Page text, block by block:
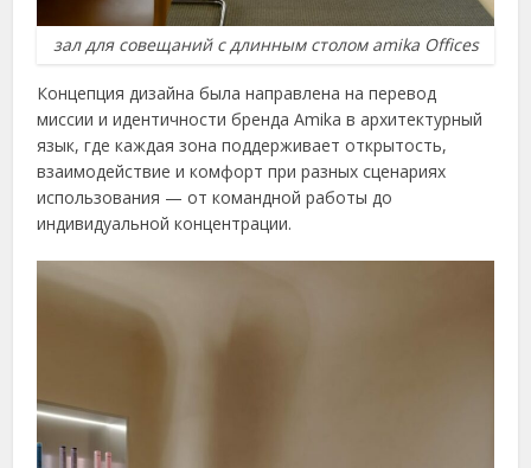
зал для совещаний с длинным столом amika Offices
Концепция дизайна была направлена на перевод
миссии и идентичности бренда Amika в архитектурный
язык, где каждая зона поддерживает открытость,
взаимодействие и комфорт при разных сценариях
использования — от командной работы до
индивидуальной концентрации.